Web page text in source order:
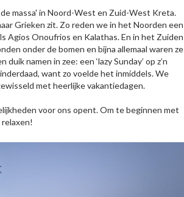
massa' in Noord-West en Zuid-West Kreta.
Grieken zit. Zo reden we in het Noorden een
Agios Onoufrios en Kalathas. En in het Zuiden
onder de bomen en bijna allemaal waren ze
namen in zee: een ‘lazy Sunday’ op z’n
want zo voelde het inmiddels. We
met heerlijke vakantiedagen.
voor ons opent. Om te beginnen met